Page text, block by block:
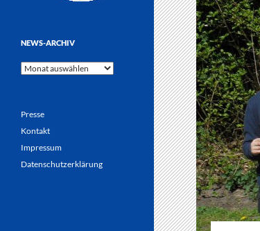
NEWS-ARCHIV
News-
Presse
Kontakt
Impressum
Datenschutzerklärung